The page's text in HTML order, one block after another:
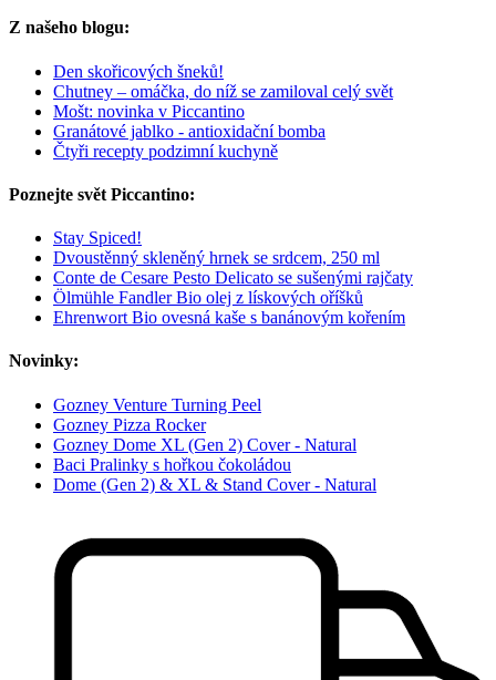
Z našeho blogu:
Den skořicových šneků!
Chutney – omáčka, do níž se zamiloval celý svět
Mošt: novinka v Piccantino
Granátové jablko - antioxidační bomba
Čtyři recepty podzimní kuchyně
Poznejte svět Piccantino:
Stay Spiced!
Dvoustěnný skleněný hrnek se srdcem, 250 ml
Conte de Cesare Pesto Delicato se sušenými rajčaty
Ölmühle Fandler Bio olej z lískových oříšků
Ehrenwort Bio ovesná kaše s banánovým kořením
Novinky:
Gozney Venture Turning Peel
Gozney Pizza Rocker
Gozney Dome XL (Gen 2) Cover - Natural
Baci Pralinky s hořkou čokoládou
Dome (Gen 2) & XL & Stand Cover - Natural